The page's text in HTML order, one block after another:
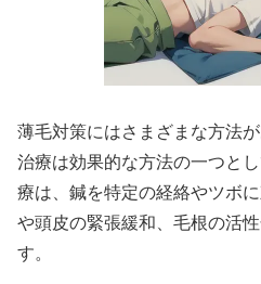
薄毛対策にはさまざまな方法
治療は効果的な方法の一つと
療は、鍼を特定の経絡やツボ
や頭皮の緊張緩和、毛根の活
す。